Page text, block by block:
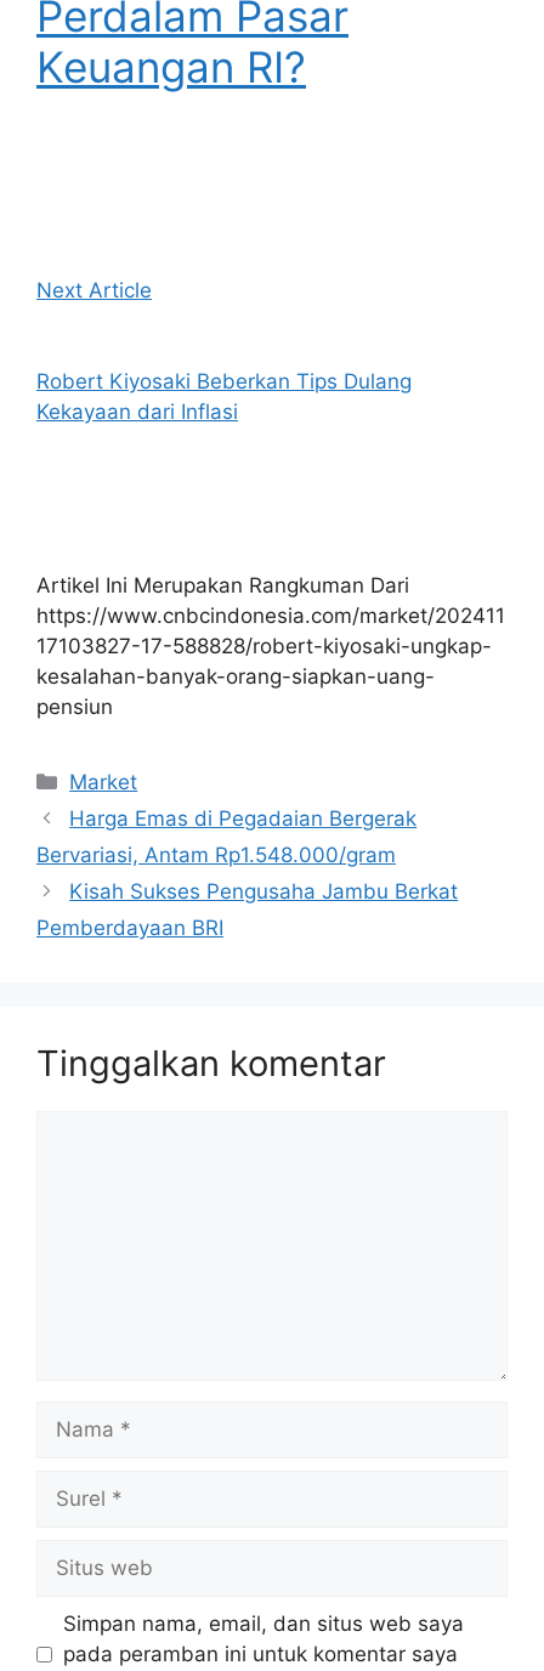
Perdalam Pasar
Keuangan RI?
Next Article
Robert Kiyosaki Beberkan Tips Dulang
Kekayaan dari Inflasi
Artikel Ini Merupakan Rangkuman Dari
https://www.cnbcindonesia.com/market/202411
17103827-17-588828/robert-kiyosaki-ungkap-
kesalahan-banyak-orang-siapkan-uang-
pensiun
Kategori
Market
Harga Emas di Pegadaian Bergerak
Bervariasi, Antam Rp1.548.000/gram
Kisah Sukses Pengusaha Jambu Berkat
Pemberdayaan BRI
Tinggalkan komentar
Nama
Surel
Situs
web
Simpan nama, email, dan situs web saya
pada peramban ini untuk komentar saya